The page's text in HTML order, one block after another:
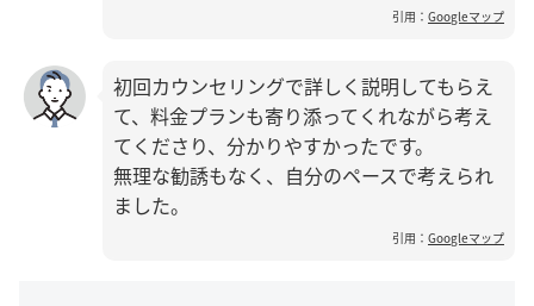
引用： Googleマップ
初回カウンセリングで詳しく説明してもらえ
て、料金プランも寄り添ってくれながら考え
てくださり、分かりやすかったです。
無理な勧誘もなく、自分のペースで考えられ
ました。
引用： Googleマップ